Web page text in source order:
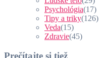
Psychológia(17)
Tipy a triky(126)
Veda(15)
Zdravie(45)
Prečítajte si tiež